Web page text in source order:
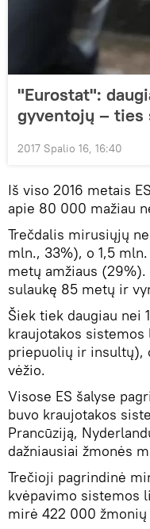
"Eurostat":
gyventojų – ties
2017 Spalio 16, 16:40
Iš viso 2016 metais
apie 80 000 mažiau
Trečdalis mirusiųjų
mln., 33%), o 1,5
metų amžiaus
sulaukę 85 metų ir
Šiek tiek daugiau nei
kraujotakos
priepuolių ir insultų),
vėžio.
Visose ES šalyse
buvo kraujotakos
Prancūziją,
dažniausiai žmonės
Trečioji pagrindinė
kvėpavimo sistemos
mirė 422 000